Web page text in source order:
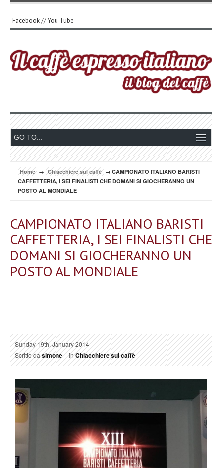
Facebook//You Tube
Home → Chiacchiere sul caffè → CAMPIONATO ITALIANO BARISTI
CAFFETTERIA, I SEI FINALISTI CHE DOMANI SI GIOCHERANNO UN
POSTO AL MONDIALE
CAMPIONATO ITALIANO BARISTI
CAFFETTERIA, I SEI FINALISTI CHE
DOMANI SI GIOCHERANNO UN
POSTO AL MONDIALE
Sunday 19th, January 2014
Scritto dasimone inChiacchiere sul caffè